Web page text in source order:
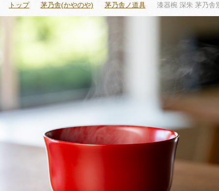
トップ 茅乃舎(かやのや) 茅乃舎ノ道具 漆器椀 深朱 茅乃舎